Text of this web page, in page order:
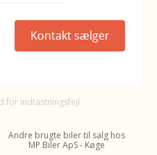
for indtastningsfejl
Andre brugte biler til salg hos
MP Biler ApS - Køge